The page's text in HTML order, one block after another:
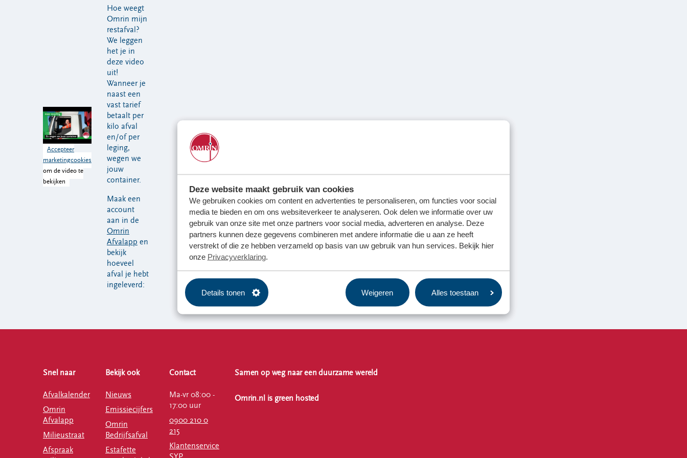
Deze website maakt gebruik van cookies
We gebruiken cookies om content en advertenties te personaliseren, om functies voor social
media te bieden en om ons websiteverkeer te analyseren. Ook delen we informatie over uw
gebruik van onze site met onze partners voor social media, adverteren en analyse. Deze
partners kunnen deze gegevens combineren met andere informatie die u aan ze heeft
verstrekt of die ze hebben verzameld op basis van uw gebruik van hun services. Bekijk hier
onze Privacyverklaring.
Details tonen Weigeren Alles toestaan
Hier werken
we aan
Ecopark De
Wierde
Reststoffen
Energie
Centrale
Projecten
Voor gemeentenVoor leveranciers en bezoekers
Accepteer
marketingcookies
om de video te
bekijken
Hoe weegt
Omrin mijn
restafval?
We leggen
het je in
deze video
uit!
Wanneer je
naast een
vast tarief
betaalt per
kilo afval
en/of per
leging,
wegen we
jouw
container.
Maak een
account
aan in de
Omrin
Afvalapp en
bekijk
hoeveel
afval je hebt
ingeleverd:
Snel naar
Afvalkalender
Omrin
Afvalapp
Milieustraat
Afspraak
Bekijk ook
Nieuws
Emissiecijfers
Omrin
Bedrijfsafval
Estafette
Contact
Ma-vr 08:00 -
17:00 uur
0900 210 0
215
Klantenservice
Samen op weg naar een duurzame wereld
Omrin.nl is green hosted